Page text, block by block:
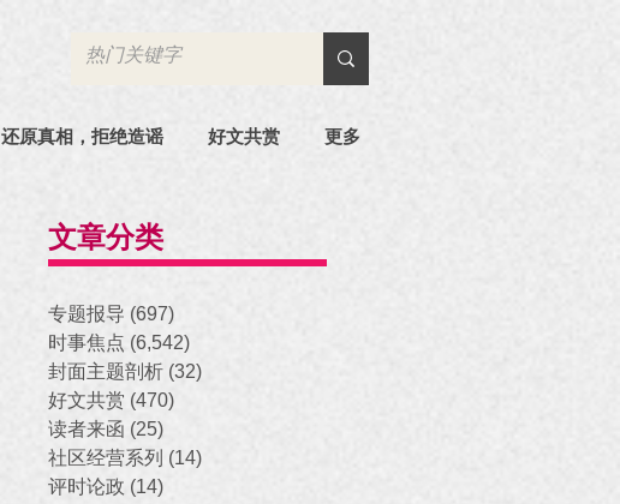
还原真相，拒绝造谣 好文共赏 更多
文章分类
专题报导 (697)
时事焦点 (6,542)
封面主题剖析 (32)
好文共赏 (470)
读者来函 (25)
社区经营系列 (14)
评时论政 (14)